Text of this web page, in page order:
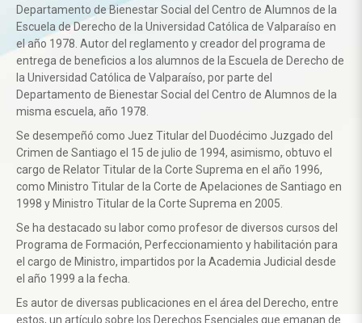
Departamento de Bienestar Social del Centro de Alumnos de la
Escuela de Derecho de la Universidad Católica de Valparaíso en
el año 1978. Autor del reglamento y creador del programa de
entrega de beneficios a los alumnos de la Escuela de Derecho de
la Universidad Católica de Valparaíso, por parte del
Departamento de Bienestar Social del Centro de Alumnos de la
misma escuela, año 1978.
Se desempeñó como Juez Titular del Duodécimo Juzgado del
Crimen de Santiago el 15 de julio de 1994, asimismo, obtuvo el
cargo de Relator Titular de la Corte Suprema en el año 1996,
como Ministro Titular de la Corte de Apelaciones de Santiago en
1998 y Ministro Titular de la Corte Suprema en 2005.
Se ha destacado su labor como profesor de diversos cursos del
Programa de Formación, Perfeccionamiento y habilitación para
el cargo de Ministro, impartidos por la Academia Judicial desde
el año 1999 a la fecha.
Es autor de diversas publicaciones en el área del Derecho, entre
estos, un artículo sobre los Derechos Esenciales que emanan de